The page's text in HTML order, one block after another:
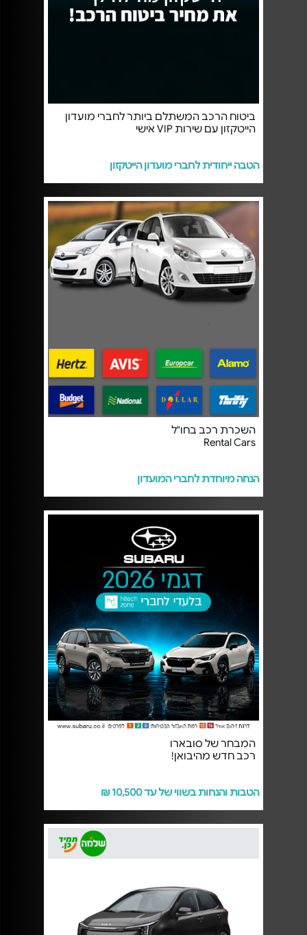
ביטוח הרכב המשתלם ביותר לחברי מועדון
הייטקזון עם שירות VIP אישי
הטבה ייחודית לחברי מועדון הייטקזון
השכרת רכב בחו"ל
Rental Cars
הנחה מיוחדת לחברי המועדון
המבחר של סובארו
רכב חדש מהיבואן!
הטבות והנחות בשווי של עד 10,500 ₪